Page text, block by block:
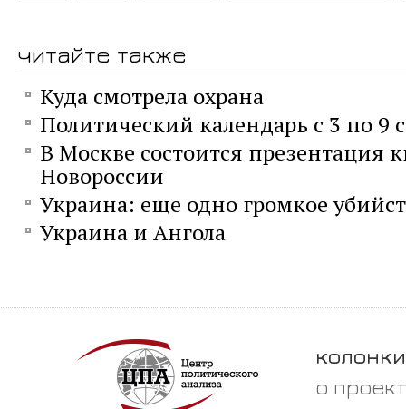
читайте также
Куда смотрела охрана
Политический календарь с 3 по 9
В Москве состоится презентация
Новороссии
Украина: еще одно громкое
Украина и Ангола
колонки
о